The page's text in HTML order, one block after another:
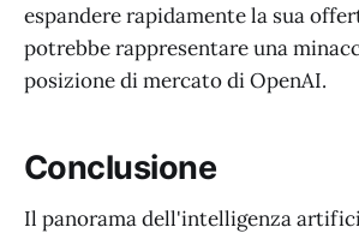
espandere rapidamente la sua
potrebbe rappresentare una
posizione di mercato di OpenAI.
Conclusione
Il panorama dell'intelligenza